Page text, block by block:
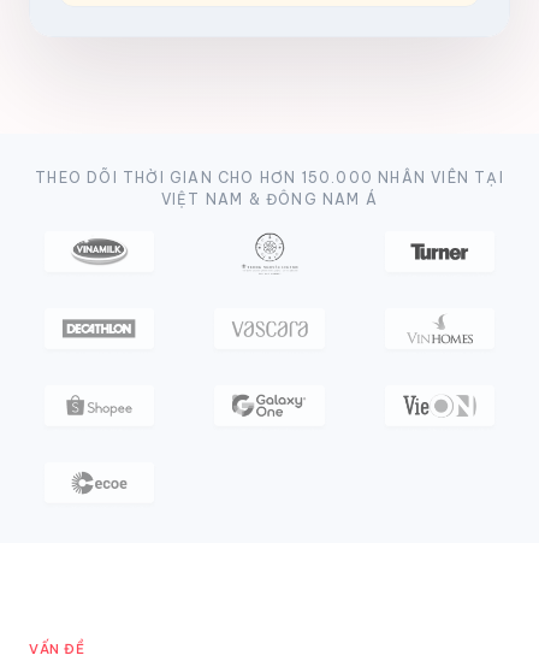
THEO DÕI THỜI GIAN CHO HƠN 150.000 NHÂN VIÊN TẠI
VIỆT NAM & ĐÔNG NAM Á
VẤN ĐỀ